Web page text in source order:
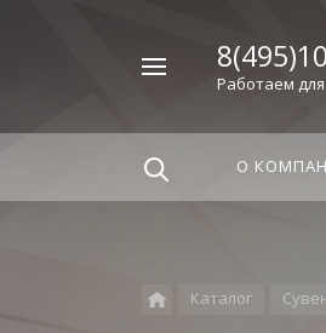
Работаем для
О
Каталог